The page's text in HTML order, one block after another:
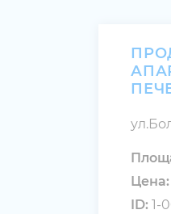
Цена:
ID: 1-